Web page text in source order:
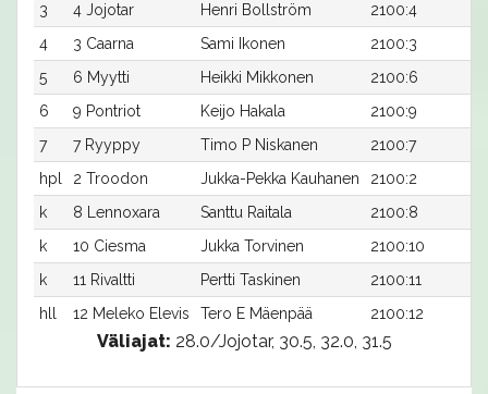
3
4 Jojotar Henri Bollström 2100:4
4
3 Caarna Sami Ikonen 2100:3
5
6 Myytti Heikki Mikkonen 2100:6
6
9 Pontriot Keijo Hakala 2100:9
7
7 Ryyppy Timo P Niskanen 2100:7
hpl
2 Troodon Jukka-Pekka Kauhanen 2100:2
k
8 Lennoxara Santtu Raitala 2100:8
k
10 Ciesma Jukka Torvinen 2100:10
k
11 Rivaltti Pertti Taskinen 2100:11
hll
12 Meleko Elevis Tero E Mäenpää 2100:12
Väliajat: 28.0/Jojotar, 30.5, 32.0, 31.5